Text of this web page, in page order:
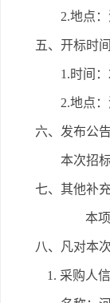
2.地点
五、开标时
1.时间
2.地点
六、发布公
本次招
七、其他补
本
八、凡对本
1. 采购人